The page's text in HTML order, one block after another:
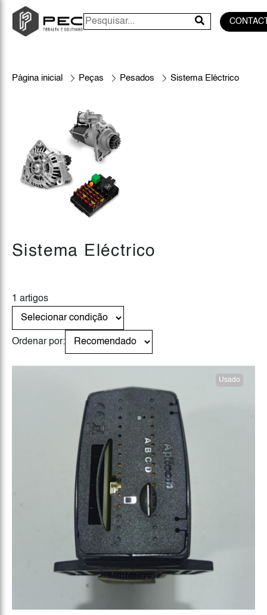
Página inicial Peças Pesados Sistema Eléctrico
Sistema Eléctrico
1 artigos
Ordenar por:
Usado